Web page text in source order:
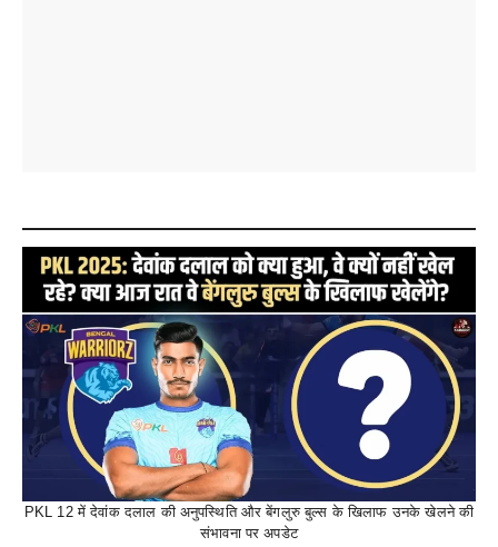
PKL 12 में देवांक दलाल की अनुपस्थिति और बेंगलुरु बुल्स के खिलाफ उनके खेलने की
संभावना पर अपडेट